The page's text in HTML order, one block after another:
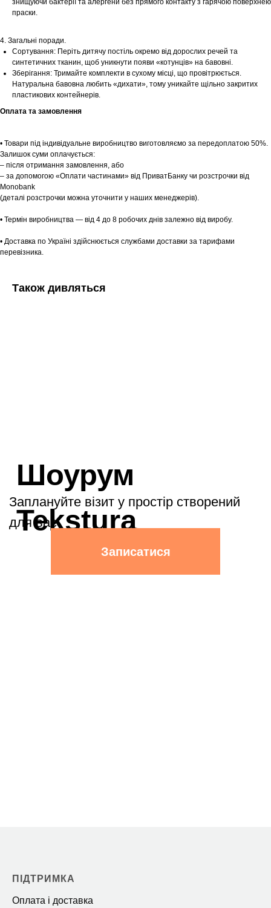
знищуючи бактерії та алергени без прямого контакту з гарячою поверхнею
праски.
4. Загальні поради.
Сортування: Періть дитячу постіль окремо від дорослих речей та
синтетичних тканин, щоб уникнути появи «котунців» на бавовні.
Зберігання: Тримайте комплекти в сухому місці, що провітрюється.
Натуральна бавовна любить «дихати», тому уникайте щільно закритих
пластикових контейнерів.
Оплата та замовлення
• Товари під індивідуальне виробництво виготовляємо за передоплатою 50%.
Залишок суми оплачується:
– після отримання замовлення, або
– за допомогою «Оплати частинами» від ПриватБанку чи розстрочки від
Monobank
(деталі розстрочки можна уточнити у наших менеджерів).
• Термін виробництва — від 4 до 8 робочих днів залежно від виробу.
• Доставка по Україні здійснюється службами доставки за тарифами
перевізника.
Також дивляться
Tekstura
Заплануйте візит у простір створений
для вас
Записатися
ПІДТРИМКА
Оплата і доставка